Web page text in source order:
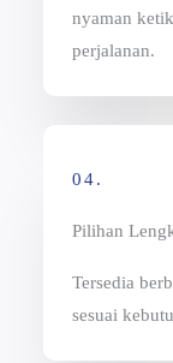
nyaman
perjalanan.
04.
Pilihan
Tersedia
sesuai